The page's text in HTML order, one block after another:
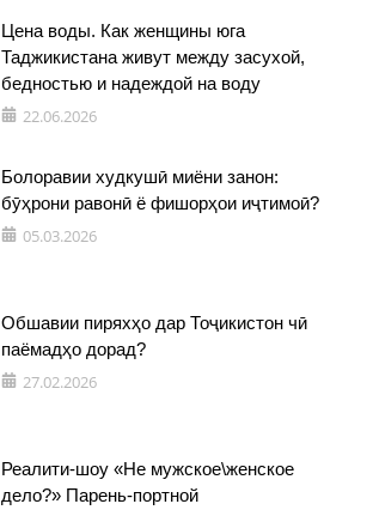
Цена воды. Как женщины юга
Таджикистана живут между засухой,
бедностью и надеждой на воду
22.06.2026
Болоравии худкушӣ миёни занон:
бӯҳрони равонӣ ё фишорҳои иҷтимоӣ?
05.03.2026
Обшавии пиряхҳо дар Тоҷикистон чӣ
паёмадҳо дорад?
27.02.2026
Реалити-шоу «Не мужское\женское
дело?» Парень-портной